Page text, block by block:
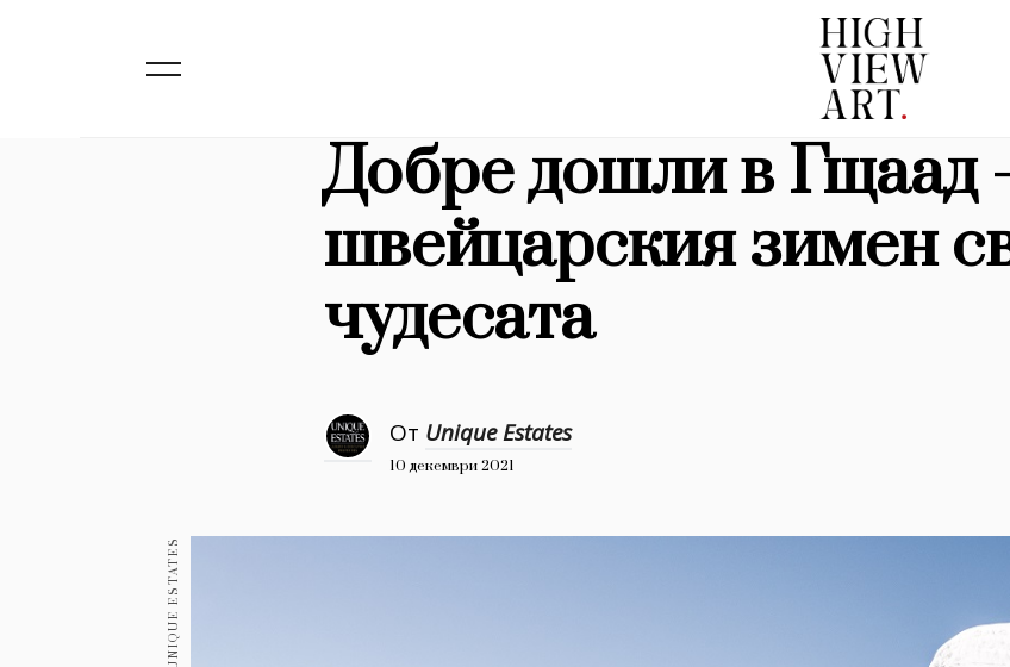
1633
Гурме
Пътувай
Здраве
Добре дошли в Гщаад -
швейцарския зимен
чудесата
От Unique Estates
10 декември 2021